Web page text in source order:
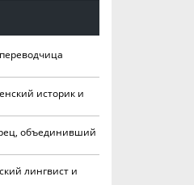
историк и
объединивший
лингвист и